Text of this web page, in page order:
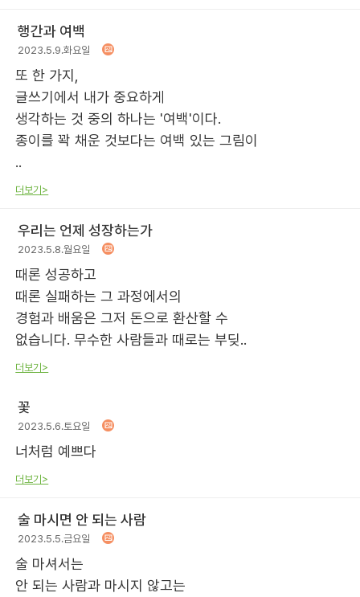
행간과 여백
2023.5.9.화요일
또 한 가지,
글쓰기에서 내가 중요하게
생각하는 것 중의 하나는 '여백'이다.
종이를 꽉 채운 것보다는 여백 있는 그림이
..
더보기>
우리는 언제 성장하는가
2023.5.8.월요일
때론 성공하고
때론 실패하는 그 과정에서의
경험과 배움은 그저 돈으로 환산할 수
없습니다. 무수한 사람들과 때로는 부딪..
더보기>
꽃
2023.5.6.토요일
너처럼 예쁘다
더보기>
술 마시면 안 되는 사람
2023.5.5.금요일
술 마셔서는
안 되는 사람과 마시지 않고는